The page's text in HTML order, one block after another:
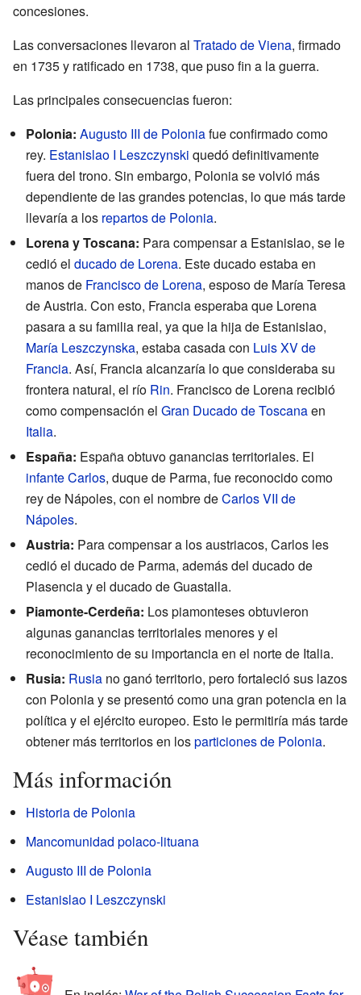
concesiones.
Las conversaciones llevaron al Tratado de Viena, firmado
en 1735 y ratificado en 1738, que puso fin a la guerra.
Las principales consecuencias fueron:
Polonia: Augusto III de Poloniafue confirmado como
rey. Estanislao I Leszczynski quedó definitivamente
fuera del trono. Sin embargo, Polonia se volvió más
dependiente de las grandes potencias, lo que más tarde
llevaría a los repartos de Polonia.
Lorena y Toscana: Para compensar a Estanislao, se le
cedió el ducado de Lorena. Este ducado estaba en
manos de Francisco de Lorena, esposo de María Teresa
de Austria. Con esto, Francia esperaba que Lorena
pasara a su familia real, ya que la hija de Estanislao,
María Leszczynska, estaba casada con Luis XV de
Francia. Así, Francia alcanzaría lo que consideraba su
frontera natural, el río Rin. Francisco de Lorena recibió
como compensación el Gran Ducado de Toscanaen
Italia.
España: España obtuvo ganancias territoriales. El
infante Carlos, duque de Parma, fue reconocido como
rey de Nápoles, con el nombre deCarlos VII de
Nápoles.
Austria: Para compensar a los austriacos, Carlos les
cedió el ducado de Parma, además del ducado de
Plasencia y el ducado de Guastalla.
Piamonte-Cerdeña: Los piamonteses obtuvieron
algunas ganancias territoriales menores y el
reconocimiento de su importancia en el norte de Italia.
Rusia: Rusia no ganó territorio, pero fortaleció sus lazos
con Polonia y se presentó como una gran potencia en la
política y el ejército europeo. Esto le permitiría más tarde
obtener más territorios en losparticiones de Polonia.
Más información
Historia de Polonia
Mancomunidad polaco-lituana
Augusto III de Polonia
Estanislao I Leszczynski
Véase también